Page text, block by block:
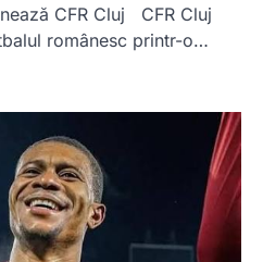
CFR Cluj CFR Cluj
românesc printr-o…